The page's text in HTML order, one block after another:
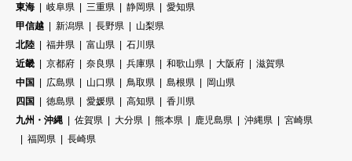
東海
岐阜県 三重県 静岡県
愛知県
甲信越
新潟県 長野県
山梨県
北陸
福井県 富山県
石川県
近畿
京都府 奈良県 兵庫県 和歌山県 大阪府
滋賀県
中国
広島県 山口県 鳥取県 島根県
岡山県
四国
徳島県 愛媛県 高知県
香川県
九州・沖縄
佐賀県 大分県 熊本県 鹿児島県 沖縄県
宮崎県
福岡県
長崎県